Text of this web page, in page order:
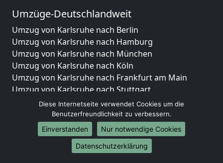
Umzüge-Deutschlandweit
Umzug von Karlsruhe nach Berlin
Umzug von Karlsruhe nach Hamburg
Umzug von Karlsruhe nach München
Umzug von Karlsruhe nach Köln
Umzug von Karlsruhe nach Frankfurt am Main
Umzug von Karlsruhe nach Stuttgart
Umzug von Karlsruhe nach Düsseldorf
Umzug von Karlsruhe nach Leipzig
Umzug von Karlsruhe nach Dortmund
Umzug von Karlsruhe nach Essen
Umzug von Karlsruhe nach Bremen
Diese Internetseite verwendet Cookies um die
Benutzerfreundlichkeit zu verbessern.
Einverstanden
Nur notwendige Cookies
Datenschutzerklärung